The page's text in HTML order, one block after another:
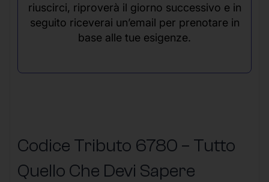
riuscirci, riproverà il giorno successivo e in
seguito riceverai un’email per prenotare in
base alle tue esigenze.
Codice Tributo 6780 – Tutto
Quello Che Devi Sapere